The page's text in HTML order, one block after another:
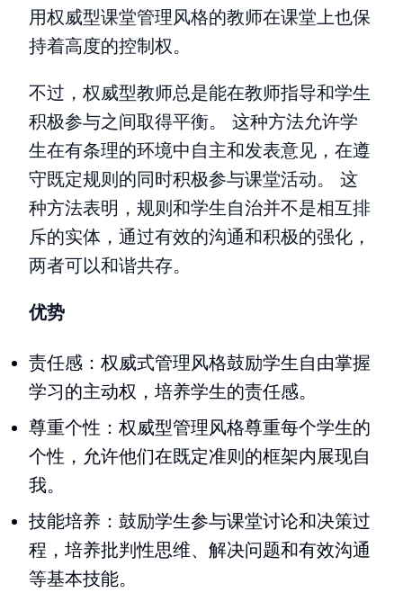
用权威型课堂管理风格的教师在课堂上也保
持着高度的控制权。
不过，权威型教师总是能在教师指导和学生
积极参与之间取得平衡。 这种方法允许学
生在有条理的环境中自主和发表意见，在遵
守既定规则的同时积极参与课堂活动。 这
种方法表明，规则和学生自治并不是相互排
斥的实体，通过有效的沟通和积极的强化，
两者可以和谐共存。
优势
责任感：权威式管理风格鼓励学生自由掌握
学习的主动权，培养学生的责任感。
尊重个性：权威型管理风格尊重每个学生的
个性，允许他们在既定准则的框架内展现自
我。
技能培养：鼓励学生参与课堂讨论和决策过
程，培养批判性思维、解决问题和有效沟通
等基本技能。